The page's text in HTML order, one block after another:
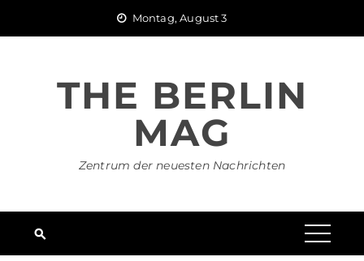
Montag, August 3
THE BERLIN
MAG
Zentrum der neuesten Nachrichten